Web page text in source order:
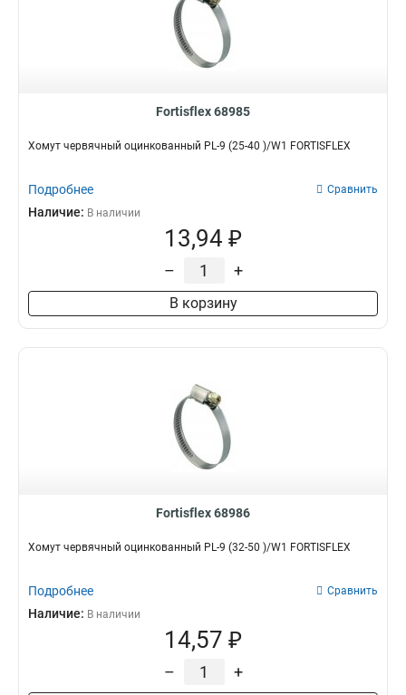
Fortisflex 68985
Хомут червячный оцинкованный PL-9 (25-40 )/W1 FORTISFLEX
Подробнее Сравнить
Наличие: В наличии
13,94 ₽
– +
В корзину
Fortisflex 68986
Хомут червячный оцинкованный PL-9 (32-50 )/W1 FORTISFLEX
Подробнее Сравнить
Наличие: В наличии
14,57 ₽
– +